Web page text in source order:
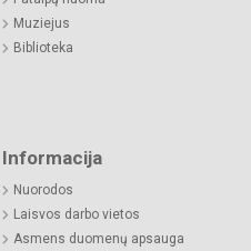
Muziejus
Biblioteka
Informacija
Nuorodos
Laisvos darbo vietos
Asmens duomenų apsauga